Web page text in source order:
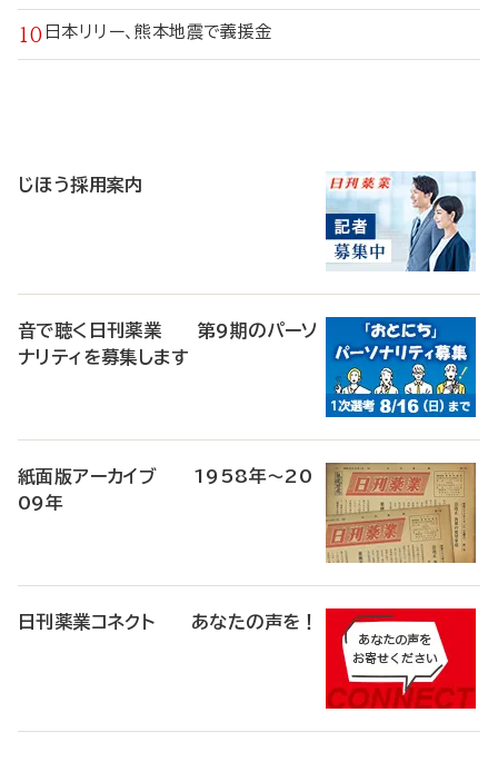
日本リリー、熊本地震で義援金
じほう採用案内
音で聴く日刊薬業 第9期のパーソ
ナリティを募集します
紙面版アーカイブ 1958年～20
09年
日刊薬業コネクト あなたの声を！